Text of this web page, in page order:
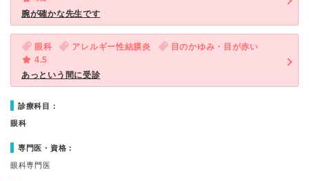
腕が確かな先生です
眼科 アレルギー性結膜炎
目のかゆみ・目が赤い
4.5
あっという間に受診
診療科目：
眼科
専門医・資格：
眼科専門医